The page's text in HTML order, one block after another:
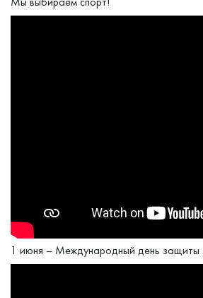
Мы выбираем спорт!
1 июня – Международный день защиты